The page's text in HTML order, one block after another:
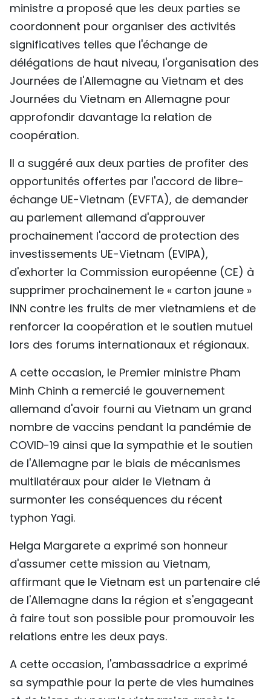
ministre a proposé que les deux parties se
coordonnent pour organiser des activités
significatives telles que l'échange de
délégations de haut niveau, l'organisation des
Journées de l'Allemagne au Vietnam et des
Journées du Vietnam en Allemagne pour
approfondir davantage la relation de
coopération.
Il a suggéré aux deux parties de profiter des
opportunités offertes par l'accord de libre-
échange UE-Vietnam (EVFTA), de demander
au parlement allemand d'approuver
prochainement l'accord de protection des
investissements UE-Vietnam (EVIPA),
d'exhorter la Commission européenne (CE) à
supprimer prochainement le « carton jaune »
INN contre les fruits de mer vietnamiens et de
renforcer la coopération et le soutien mutuel
lors des forums internationaux et régionaux.
A cette occasion, le Premier ministre Pham
Minh Chinh a remercié le gouvernement
allemand d'avoir fourni au Vietnam un grand
nombre de vaccins pendant la pandémie de
COVID-19 ainsi que la sympathie et le soutien
de l'Allemagne par le biais de mécanismes
multilatéraux pour aider le Vietnam à
surmonter les conséquences du récent
typhon Yagi.
Helga Margarete a exprimé son honneur
d'assumer cette mission au Vietnam,
affirmant que le Vietnam est un partenaire clé
de l'Allemagne dans la région et s'engageant
à faire tout son possible pour promouvoir les
relations entre les deux pays.
A cette occasion, l'ambassadrice a exprimé
sa sympathie pour la perte de vies humaines